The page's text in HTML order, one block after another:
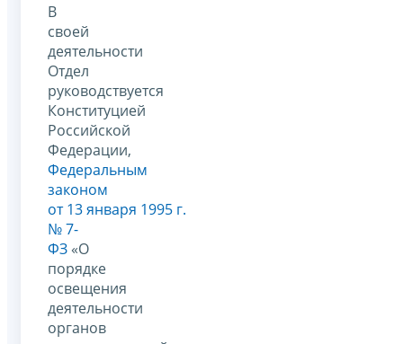
В
своей
деятельности
Отдел
руководствуется
Конституцией
Российской
Федерации,
Федеральным
законом
от 13 января 1995 г.
№ 7-
ФЗ «О
порядке
освещения
деятельности
органов